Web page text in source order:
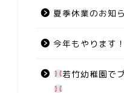
夏季休業のお知
今年もやります
若竹幼稚園で